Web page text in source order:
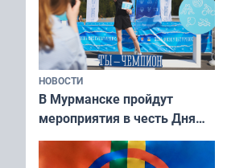
НОВОСТИ
В Мурманске пройдут
мероприятия в честь Дня
физкультурника